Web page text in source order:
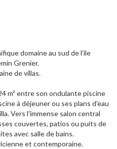
domaine au sud de l'ile
Grenier.
de villas.
m² entre son ondulante piscine
à déjeuner ou ses plans d'eau
Vers l'immense salon central
couvertes, patios ou puits de
avec salle de bains.
et contemporaine.